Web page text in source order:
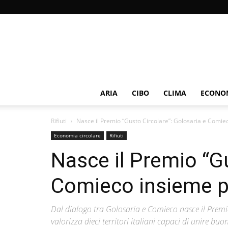
ARIA CIBO CLIMA
Rifiuti Nasce il Premio “Gusto Circolare”: Golosaria e
Economia circolare Rifiuti
Nasce il Premio
Comieco insieme
Dal dialogo tra Golosaria e Comieco nasce il
valorizza dieci territori italiani capaci di unire